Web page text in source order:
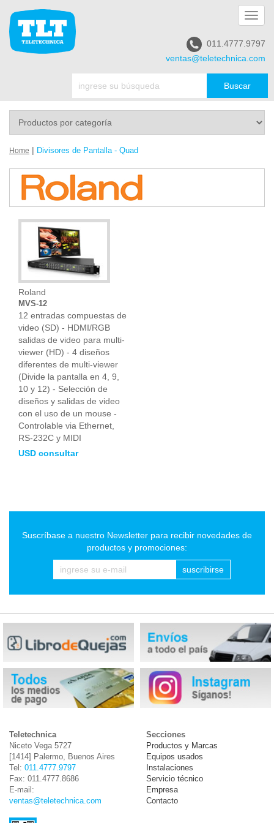
011.4777.9797
ventas@teletechnica.com
Home | Divisores de Pantalla - Quad
Roland
MVS-12
12 entradas compuestas de
video (SD) - HDMI/RGB
salidas de video para multi-
viewer (HD) - 4 diseños
diferentes de multi-viewer
(Divide la pantalla en 4, 9,
10 y 12) - Selección de
diseños y salidas de video
con el uso de un mouse -
Controlable via Ethernet,
RS-232C y MIDI
USD consultar
Suscríbase a nuestro Newsletter para recibir novedades de
productos y promociones:
suscribirse
Teletechnica
Niceto Vega 5727
[1414] Palermo, Buenos Aires
Tel: 011.4777.9797
Fax: 011.4777.8686
E-mail:
ventas@teletechnica.com
Secciones
Productos y Marcas
Equipos usados
Instalaciones
Servicio técnico
Empresa
Contacto